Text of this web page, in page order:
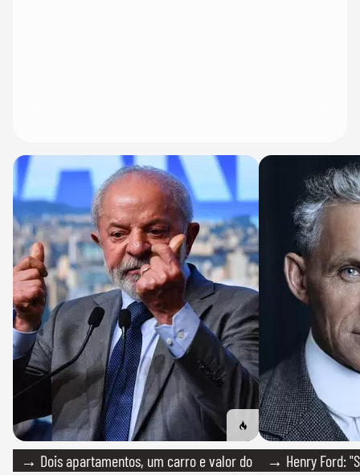
→ Dois apartamentos, um carro e valor do
→ Henry Ford: